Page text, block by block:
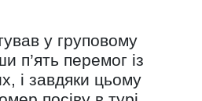
у груповому
п’ять перемог із
і завдяки цьому